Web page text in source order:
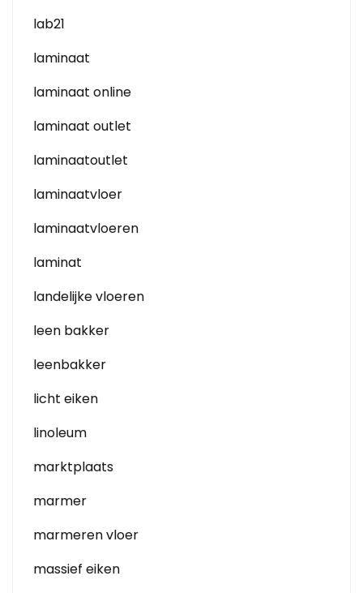
lab21
laminaat
laminaat online
laminaat outlet
laminaatoutlet
laminaatvloer
laminaatvloeren
laminat
landelijke vloeren
leen bakker
leenbakker
licht eiken
linoleum
marktplaats
marmer
marmeren vloer
massief eiken